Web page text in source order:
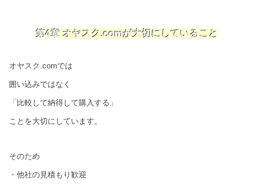
第4章 オヤスク.comが大切にしていること
オヤスク.comでは
囲い込みではなく
「比較して納得して購入する」
ことを大切にしています。
そのため
・他社の見積もり歓迎